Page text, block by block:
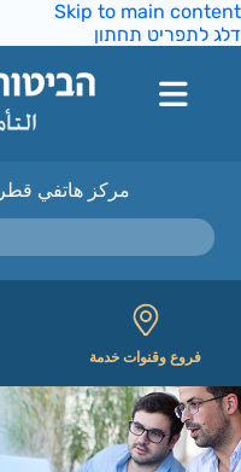
Skip to main
לתפריט תחתון
مركز هاتفي
فروع وقنوات خدمة